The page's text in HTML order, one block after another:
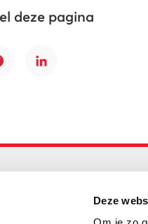
Deze
deze pagina
LinkedIn